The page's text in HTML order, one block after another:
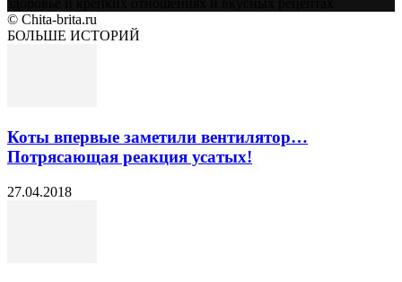
© Chita-brita.ru
БОЛЬШЕ ИСТОРИЙ
Коты впервые заметили вентилятор…
Потрясающая реакция усатых!
27.04.2018